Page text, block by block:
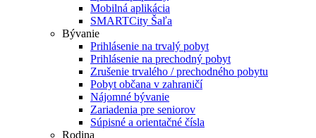
Mobilná aplikácia
SMARTCity Šaľa
Bývanie
Prihlásenie na trvalý pobyt
Prihlásenie na prechodný pobyt
Zrušenie trvalého / prechodného pobytu
Pobyt občana v zahraničí
Nájomné bývanie
Zariadenia pre seniorov
Súpisné a orientačné čísla
Rodina